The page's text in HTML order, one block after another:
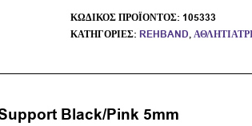
ΚΩΔΙΚΌΣ ΠΡΟΪΌΝΤΟΣ: 105333
ΚΑΤΗΓΟΡΊΕΣ: REHBAND,
Black/Pink 5mm